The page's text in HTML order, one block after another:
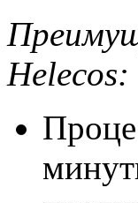
Helecos: